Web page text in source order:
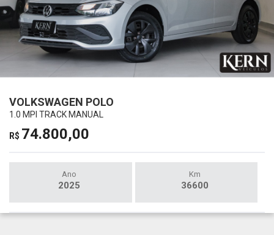
VOLKSWAGEN POLO
1.0 MPI TRACK MANUAL
R$ 74.800,00
Ano
2025
Km
36600